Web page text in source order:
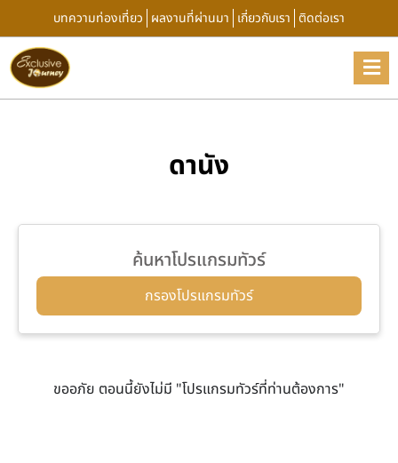
บทความท่องเที่ยว ผลงานที่ผ่านมา เกี่ยวกับเรา ติดต่อเรา
ดานัง
ค้นหาโปรแกรมทัวร์
กรองโปรแกรมทัวร์
ขออภัย ตอนนี้ยังไม่มี "โปรแกรมทัวร์ที่ท่านต้องการ"